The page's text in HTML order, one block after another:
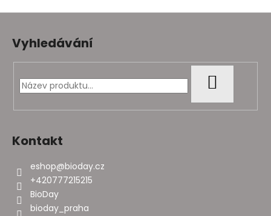
Z
Vyhledávání
Kontakt
eshop@bioday.cz
+420777215215
BioDay
bioday_praha